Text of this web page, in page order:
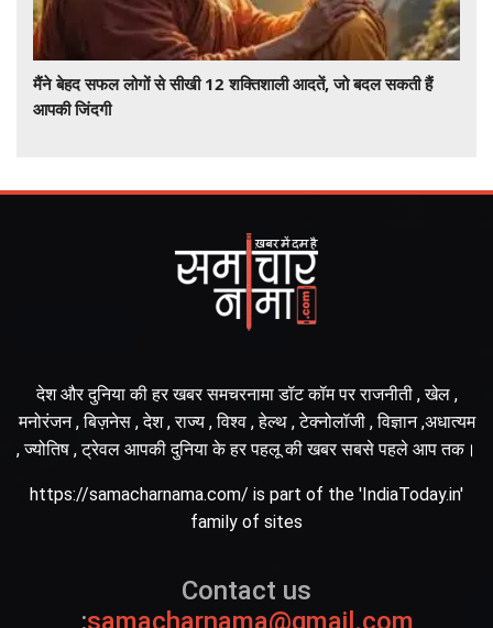
मैंने बेहद सफल लोगों से सीखी 12 शक्तिशाली आदतें, जो बदल सकती हैं
आपकी जिंदगी
देश और दुनिया की हर खबर समचरनामा डॉट कॉम पर राजनीती , खेल ,
मनोरंजन , बिज़नेस , देश , राज्य , विश्व , हेल्थ , टेक्नोलॉजी , विज्ञान ,अधात्यम
, ज्योतिष , ट्रेवल आपकी दुनिया के हर पहलू की खबर सबसे पहले आप तक।
https://samacharnama.com/ is part of the 'IndiaToday.in'
family of sites
Contact us
:samacharnama@gmail.com